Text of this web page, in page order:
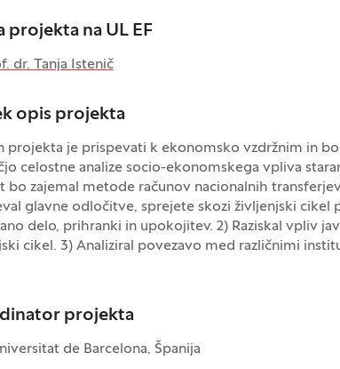
projekta na UL EF
dr. Tanja Istenič
opis projekta
projekta je prispevati k ekonomsko vzdržnim in
celostne analize socio-ekonomskega vpliva
bo zajemal metode računov nacionalnih
glavne odločitve, sprejete skozi življenjski cikel
delo, prihranki in upokojitev. 2) Raziskal vpliv
cikel. 3) Analiziral povezavo med različnimi
projekta
de Barcelona, Španija